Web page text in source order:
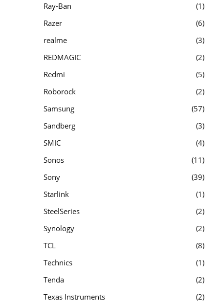
Ray-Ban
1
Razer
6
realme
3
REDMAGIC
2
Redmi
5
Roborock
2
Samsung
57
Sandberg
3
SMIC
4
Sonos
11
Sony
39
Starlink
1
SteelSeries
2
Synology
2
TCL
8
Technics
1
Tenda
2
Texas Instruments
2